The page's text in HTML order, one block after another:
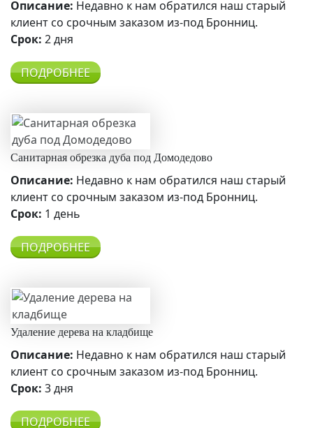
Описание: Недавно к нам обратился наш старый
клиент со срочным заказом из-под Бронниц.
Срок: 2 дня
ПОДРОБНЕЕ
Санитарная обрезка дуба под Домодедово
Описание: Недавно к нам обратился наш старый
клиент со срочным заказом из-под Бронниц.
Срок: 1 день
ПОДРОБНЕЕ
Удаление дерева на кладбище
Описание: Недавно к нам обратился наш старый
клиент со срочным заказом из-под Бронниц.
Срок: 3 дня
ПОДРОБНЕЕ